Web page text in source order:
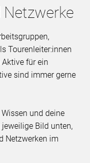
Tourenleiter:innen
für ein
sind immer gerne
und deine
Bild unten,
Netzwerken im